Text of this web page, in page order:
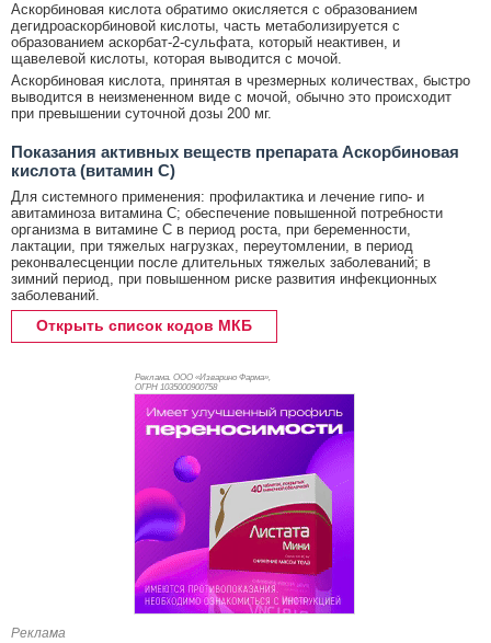
Аскорбиновая кислота обратимо окисляется с образованием
дегидроаскорбиновой кислоты, часть метаболизируется с
образованием аскорбат-2-сульфата, который неактивен, и
щавелевой кислоты, которая выводится с мочой.
Аскорбиновая кислота, принятая в чрезмерных количествах, быстро
выводится в неизмененном виде с мочой, обычно это происходит
при превышении суточной дозы 200 мг.
Показания активных веществ препарата Аскорбиновая
кислота (витамин С)
Для системного применения: профилактика и лечение гипо- и
авитаминоза витамина С; обеспечение повышенной потребности
организма в витамине С в период роста, при беременности,
лактации, при тяжелых нагрузках, переутомлении, в период
реконвалесценции после длительных тяжелых заболеваний; в
зимний период, при повышенном риске развития инфекционных
заболеваний.
Открыть список кодов МКБ
Реклама. ООО «Изварино Фарма»,
ОГРН 1035000900758
Реклама